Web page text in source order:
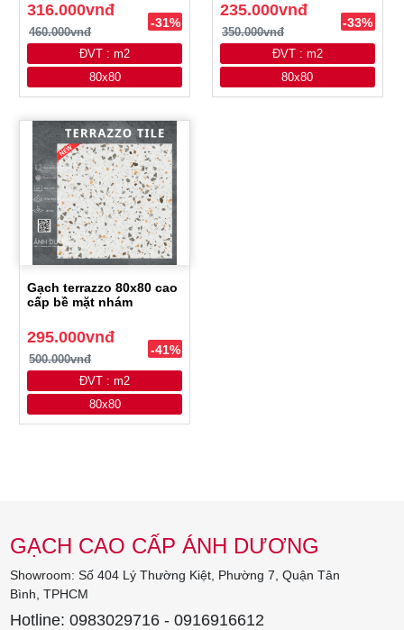
316.000vnđ
460.000vnđ
-31%
ĐVT : m2
80x80
235.000vnđ
350.000vnđ
-33%
ĐVT : m2
80x80
Gạch terrazzo 80x80 cao
cấp bề mặt nhám
295.000vnđ
500.000vnđ
-41%
ĐVT : m2
80x80
GẠCH CAO CẤP ÁNH DƯƠNG
Showroom: Số 404 Lý Thường Kiệt, Phường 7, Quận Tân
Bình, TPHCM
Hotline: 0983029716 - 0916916612